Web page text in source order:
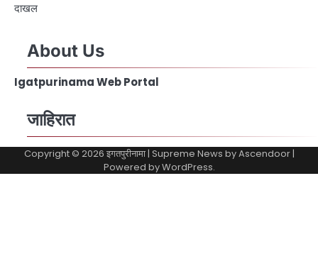
दाखल
About Us
Igatpurinama Web Portal
जाहिरात
Copyright © 2026 इगतपुरीनामा| Supreme News byAscendoor|
Powered byWordPress.